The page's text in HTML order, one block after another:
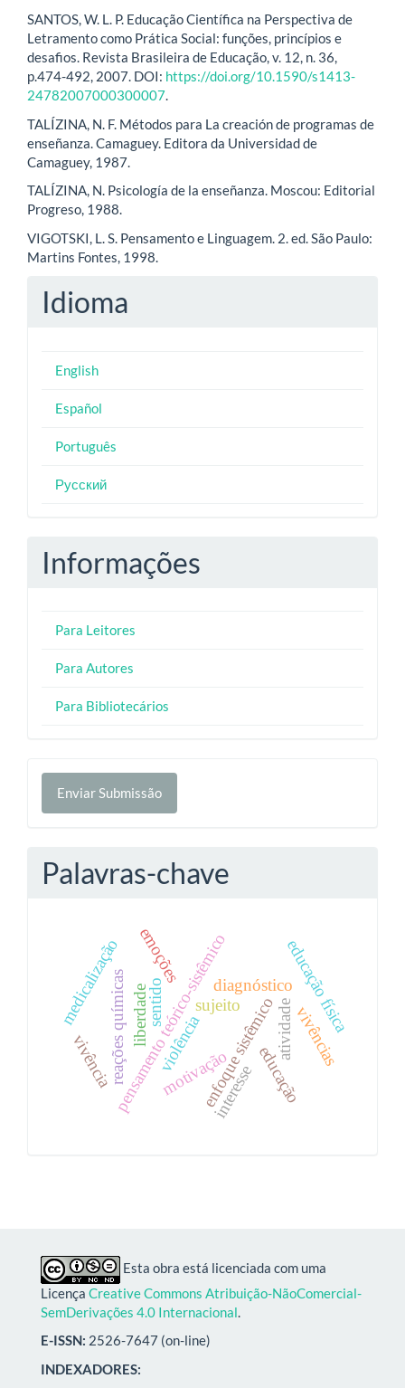
SANTOS, W. L. P. Educação Científica na Perspectiva de
Letramento como Prática Social: funções, princípios e
desafios. Revista Brasileira de Educação, v. 12, n. 36,
p.474-492, 2007. DOI: https://doi.org/10.1590/s1413-
24782007000300007.
TALÍZINA, N. F. Métodos para La creación de programas de
enseñanza. Camaguey. Editora da Universidad de
Camaguey, 1987.
TALÍZINA, N. Psicología de la enseñanza. Moscou: Editorial
Progreso, 1988.
VIGOTSKI, L. S. Pensamento e Linguagem. 2. ed. São Paulo:
Martins Fontes, 1998.
Idioma
English
Español
Português
Русский
Informações
Para Leitores
Para Autores
Para Bibliotecários
Enviar
Submissão
Enviar Submissão
Palavras-chave
pensamento teórico-sistêmicoenfoque sistêmico
diagnóstico
reações químicas educação física
sujeito
motivaçãointeresse
sentido
emoções
atividade
liberdade
educação
vivências
medicalização
vivência violência
Esta obra está licenciada com uma
Licença Creative Commons Atribuição-NãoComercial-
SemDerivações 4.0 Internacional.
E-ISSN: 2526-7647 (on-line)
INDEXADORES: